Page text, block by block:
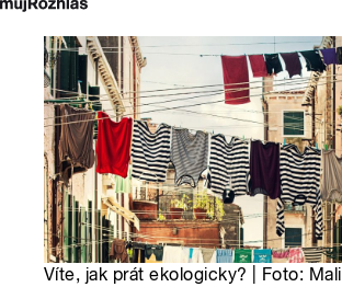
Víte, jak prát ekologicky? | Foto: Mali